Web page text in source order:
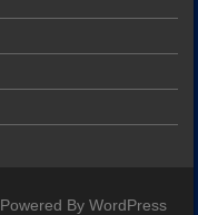
Powered By WordPress